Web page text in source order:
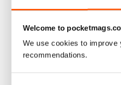
Welcome to
We use cookies to improve
recommendations.
June 2026